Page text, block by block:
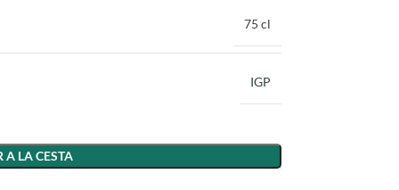
75 cl
IGP
A LA CESTA